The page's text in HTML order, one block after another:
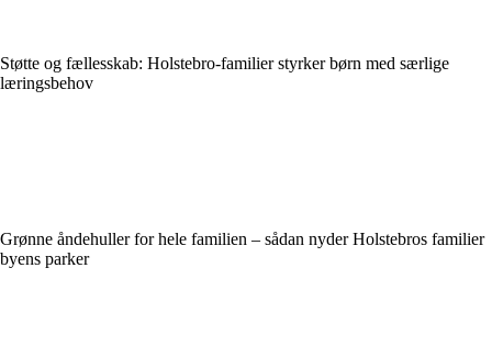
Støtte og fællesskab: Holstebro-familier styrker børn med særlige
læringsbehov
Grønne åndehuller for hele familien – sådan nyder Holstebros familier
byens parker